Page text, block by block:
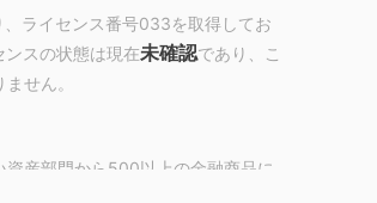
ライセンス番号033を取得してお
スの状態は現在未確認であり、こ
せん。
産部門から500以上の金融商品に